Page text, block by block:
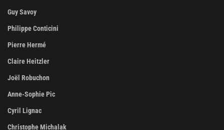
Guy Savoy
Philippe Conticini
Pierre Hermé
Claire Heitzler
Joël Robuchon
Anne-Sophie Pic
Cyril Lignac
Christophe Michalak